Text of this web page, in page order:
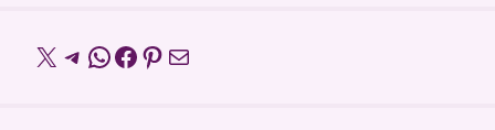
X Telegram
WhatsApp
Facebook
Pinterest
Mail